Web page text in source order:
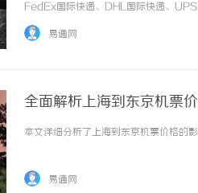
FedEx国际快递、DHL国际快递、
务。UPS国际快递订单错误处理指南
易通网
全面解析上海到东京机票
本文详细分析了上海到东京机票价格的
易通网